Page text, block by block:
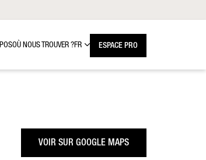
OÙ NOUS TROUVER ?FR ESPACE PRO
VOIR SUR GOOGLE MAPS